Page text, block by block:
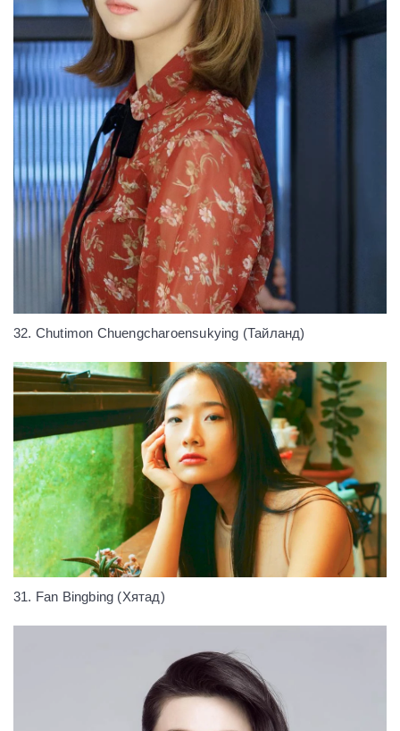
32. Chutimon Chuengcharoensukying (Тайланд)
31. Fan Bingbing (Хятад)